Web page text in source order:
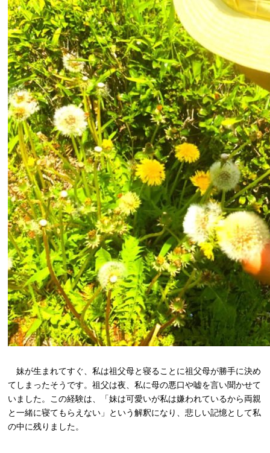
妹が生まれてすぐ、私は祖父母と寝ることに祖父母が勝手に決め
てしまったそうです。祖父は夜、私に母の悪口や嘘を言い聞かせて
いました。この経験は、「妹は可愛いが私は嫌われているから両親
と一緒に寝てもらえない」という解釈になり、悲しい記憶として私
の中に残りました。